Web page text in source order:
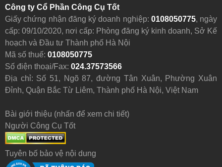
Công ty Cổ Phần Công Cụ Tốt
Giấy chứng nhận đăng ký doanh nghiệp: 0108050775, ngày
cấp: 09/10/2020, nơi cấp: Phòng đăng ký kinh doanh, Sở Kế
hoạch và Đầu tư Thành phố Hà Nội
Mã số thuế: 0108050775
Số điện thoại/Fax: 024.37573566
Địa chỉ: Số 51, Ngõ 87, đường Tân Xuân, Phường Xuân
Đỉnh, Quận Bắc Từ Liêm, Thành phố Hà Nội, Việt Nam
Bài giới thiệu (nhấn để xem chi tiết)
Người Công Cụ Tốt
Tuyên bố bảo vệ nội dung